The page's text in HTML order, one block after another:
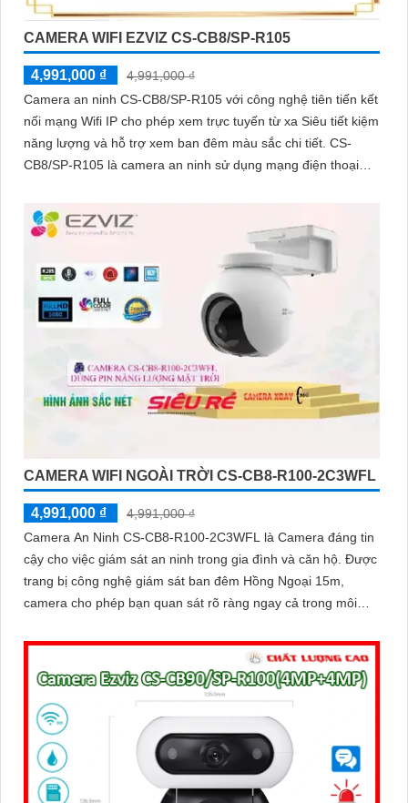
CAMERA WIFI EZVIZ CS-CB8/SP-R105
4,991,000 ₫
4,991,000 ₫
Camera an ninh CS-CB8/SP-R105 với công nghệ tiên tiến kết
nối mạng Wifi IP cho phép xem trực tuyến từ xa Siêu tiết kiệm
năng lượng và hỗ trợ xem ban đêm màu sắc chi tiết. CS-
CB8/SP-R105 là camera an ninh sử dụng mạng điện thoại
CAMERA WIFI NGOÀI TRỜI CS-CB8-R100-2C3WFL
4,991,000 ₫
4,991,000 ₫
Camera An Ninh CS-CB8-R100-2C3WFL là Camera đáng tin
cậy cho việc giám sát an ninh trong gia đình và căn hộ. Được
trang bị công nghệ giám sát ban đêm Hồng Ngoại 15m,
camera cho phép bạn quan sát rõ ràng ngay cả trong môi